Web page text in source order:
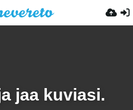
jaa kuviasi.